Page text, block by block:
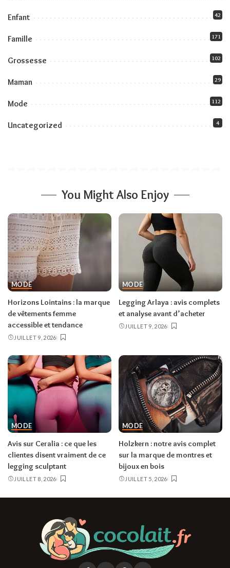
Enfant 42
Famille 171
Grossesse 102
Maman 29
Mode 112
Uncategorized 4
You Might Also Enjoy
MODE
Horizons Lointains : la marque
de vêtements femme
accessible et tendance
JUILLET 9, 2026
MODE
Legging Arlaya : avis complets
et analyse avant d’acheter
JUILLET 9, 2026
MODE
Avis sur Ceralia : ce que les
clientes disent vraiment de ce
legging sculptant
JUILLET 8, 2026
MODE
Holzkern : notre avis complet
sur la marque de montres et
bijoux en bois
JUILLET 5, 2026